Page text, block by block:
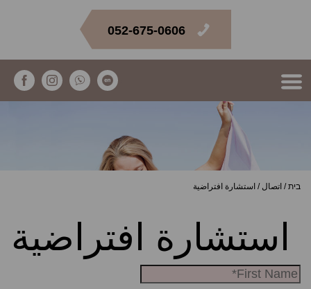
052-675-0606
בית/ اتصال / استشارة افتراضية
استشارة افتراضية